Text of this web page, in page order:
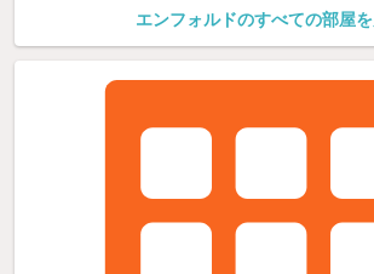
エンフォルドのすべての部屋